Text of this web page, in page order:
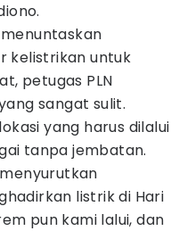
kelistrikan untuk
petugas PLN
sangat sulit.
yang harus dilalui
tanpa jembatan.
listrik di Hari
pun kami lalui, dan